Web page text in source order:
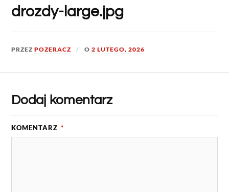
drozdy-large.jpg
PRZEZPOZERACZ O2 LUTEGO, 2026
Dodaj komentarz
KOMENTARZ *